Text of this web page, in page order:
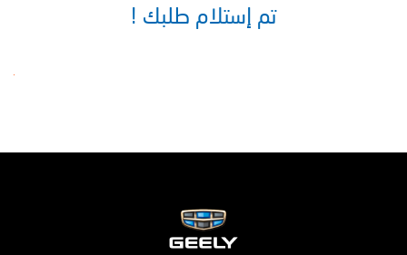
! تم إستلام طلبك